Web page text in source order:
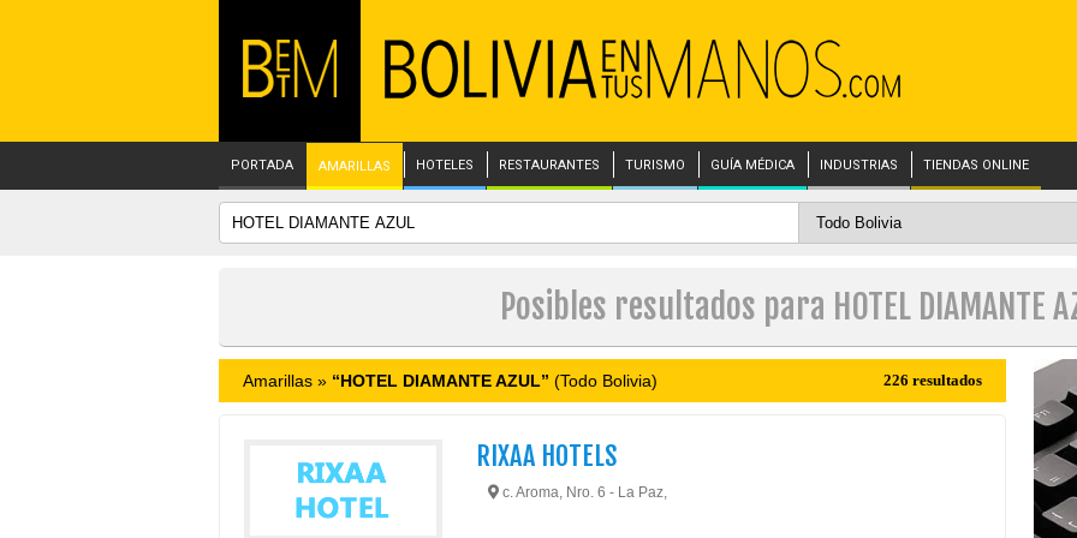
PORTADA AMARILLAS HOTELES RESTAURANTES TURISMO GUÍA MÉDICA INDUSTRIAS TIENDAS ONLINE
Posibles resultados para HOTEL DIAMANTE
Amarillas » “HOTEL DIAMANTE AZUL” (Todo Bolivia) 226 resultados
RIXAA HOTELS
c. Aroma, Nro. 6 - La Paz,